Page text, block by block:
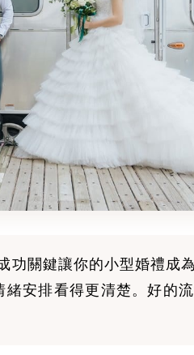
功關鍵讓你的小型婚禮成
安排看得更清楚。好的